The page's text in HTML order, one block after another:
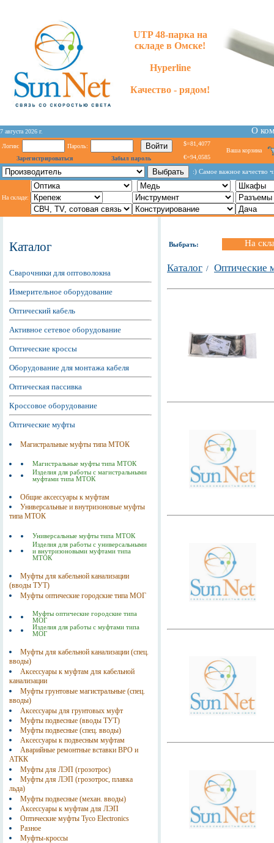
UTP 48-парка на
складе в Омске!
Hyperline
Качество - рядом!
7 августа 2026 г. О
Логин:
Пароль:
Зарегистрироваться
Забыл пароль
$=81,4077
€=94,0585
Ваша корзина
:) Самое важное качество
На складе:
Каталог
Сварочники для оптоволокна
Измерительное оборудование
Оптический кабель
Активное сетевое оборудование
Оптические кроссы
Оборудование для монтажа кабеля
Оптическая пассивка
Кроссовое оборудование
Оптические муфты
Магистральные муфты типа МТОК
Магистральные муфты типа МТОК
Изделия для работы с магистральными
муфтами типа МТОК
Общие аксессуары к муфтам
Универсальные и внутризоновые муфты
типа МТОК
Универсальные муфты типа МТОК
Изделия для работы с универсальными
и внутризоновыми муфтами типа
МТОК
Муфты для кабельной канализации
(вводы ТУТ)
Муфты оптические городские типа МОГ
Муфты оптические городские типа
МОГ
Изделия для работы с муфтами типа
МОГ
Муфты для кабельной канализации (спец.
вводы)
Аксессуары к муфтам для кабельной
канализации
Муфты грунтовые магистральные (спец.
вводы)
Аксессуары для грунтовых муфт
Муфты подвесные (вводы ТУТ)
Муфты подвесные (спец. вводы)
Аксессуары к подвесным муфтам
Аварийные ремонтные вставки ВРО и
АТКК
Муфты для ЛЭП (грозотрос)
Муфты для ЛЭП (грозотрос, плавка
льда)
Муфты подвесные (механ. вводы)
Аксессуары к муфтам для ЛЭП
Оптические муфты Tyco Electronics
Разное
Муфты-кроссы
Выбрать: На
Каталог / Оптические